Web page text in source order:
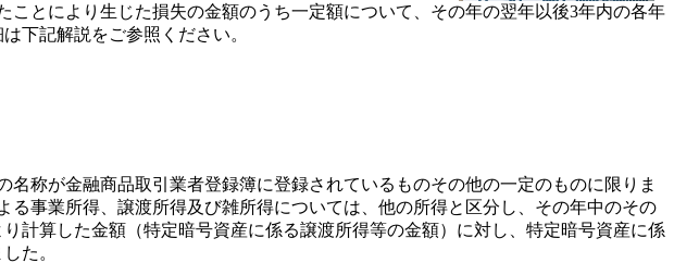
とにより生じた損失の金額のうち一定額について、その年の翌年以後3年内の各年
下記解説をご参照ください。
称が金融商品取引業者登録簿に登録されているものその他の一定のものに限りま
事業所得、譲渡所得及び雑所得については、他の所得と区分し、その年中のその
計算した金額（特定暗号資産に係る譲渡所得等の金額）に対し、特定暗号資産に係
た。